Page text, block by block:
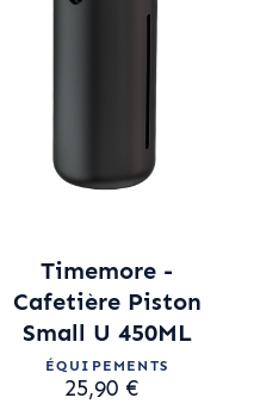
Timemore -
Cafetière Piston
Small U 450ML
ÉQUIPEMENTS
25,90 €